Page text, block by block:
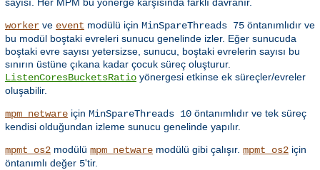
worker ve event modülü için MinSpareThreads 75 öntanımlıdır ve
bu modül boştaki evreleri sunucu genelinde izler. Eğer sunucuda
boştaki evre sayısı yetersizse, sunucu, boştaki evrelerin sayısı bu
sınırın üstüne çıkana kadar çocuk süreç oluşturur.
ListenCoresBucketsRatio yönergesi etkinse ek süreçler/evreler
oluşabilir.
mpm_netware için MinSpareThreads 10 öntanımlıdır ve tek süreç
kendisi olduğundan izleme sunucu genelinde yapılır.
mpmt_os2 modülü mpm_netware modülü gibi çalışır. mpmt_os2 için
öntanımlı değer 5'tir.